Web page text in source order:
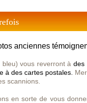
anciennes
bleu) vous reverront àdes
à des cartes postales.
scannions.
en sorte de vous